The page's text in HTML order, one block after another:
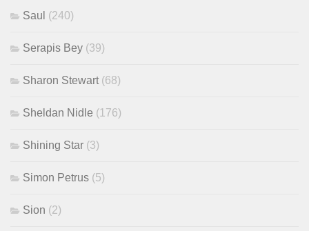
Saul (240)
Serapis Bey (39)
Sharon Stewart (68)
Sheldan Nidle (176)
Shining Star (3)
Simon Petrus (5)
Sion (2)